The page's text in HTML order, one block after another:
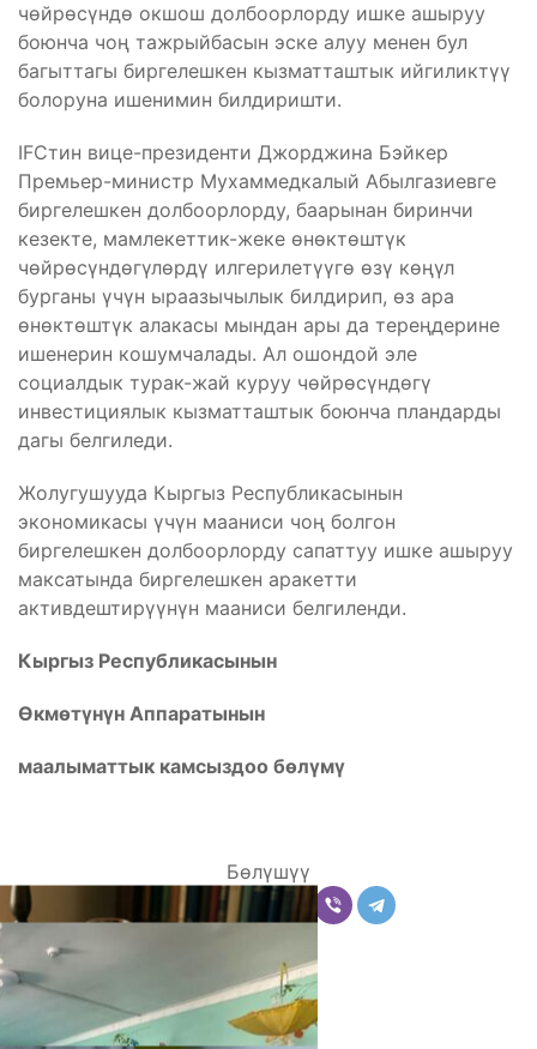
чөйрөсүндө окшош долбоорлорду ишке ашыруу
боюнча чоң тажрыйбасын эске алуу менен бул
багыттагы биргелешкен кызматташтык ийгиликтүү
болоруна ишенимин билдиришти.
IFCтин вице-президенти Джорджина Бэйкер
Премьер-министр Мухаммедкалый Абылгазиевге
биргелешкен долбоорлорду, баарынан биринчи
кезекте, мамлекеттик-жеке өнөктөштүк
чөйрөсүндөгүлөрдү илгерилетүүгө өзү көңүл
бурганы үчүн ыраазычылык билдирип, өз ара
өнөктөштүк алакасы мындан ары да тереңдерине
ишенерин кошумчалады. Ал ошондой эле
социалдык турак-жай куруу чөйрөсүндөгү
инвестициялык кызматташтык боюнча пландарды
дагы белгиледи.
Жолугушууда Кыргыз Республикасынын
экономикасы үчүн мааниси чоң болгон
биргелешкен долбоорлорду сапаттуу ишке ашыруу
максатында биргелешкен аракетти
активдештирүүнүн мааниси белгиленди.
Кыргыз Республикасынын
Өкмөтүнүн Аппаратынын
маалыматтык камсыздоо бөлүмү
Бөлүшүү
Комментарийлер
Акыркы жаңылыктар